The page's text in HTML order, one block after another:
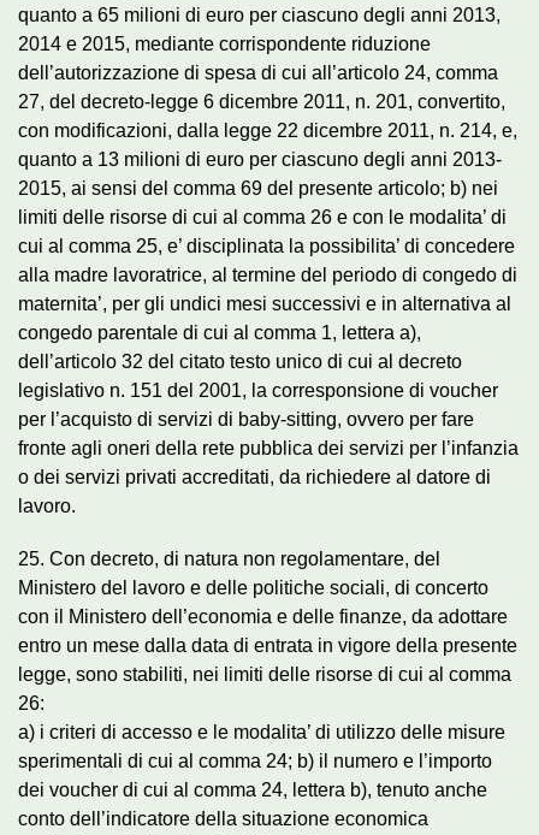
quanto a 65 milioni di euro per ciascuno degli anni 2013,
2014 e 2015, mediante corrispondente riduzione
dell’autorizzazione di spesa di cui all’articolo 24, comma
27, del decreto-legge 6 dicembre 2011, n. 201, convertito,
con modificazioni, dalla legge 22 dicembre 2011, n. 214, e,
quanto a 13 milioni di euro per ciascuno degli anni 2013-
2015, ai sensi del comma 69 del presente articolo; b) nei
limiti delle risorse di cui al comma 26 e con le modalita’ di
cui al comma 25, e’ disciplinata la possibilita’ di concedere
alla madre lavoratrice, al termine del periodo di congedo di
maternita’, per gli undici mesi successivi e in alternativa al
congedo parentale di cui al comma 1, lettera a),
dell’articolo 32 del citato testo unico di cui al decreto
legislativo n. 151 del 2001, la corresponsione di voucher
per l’acquisto di servizi di baby-sitting, ovvero per fare
fronte agli oneri della rete pubblica dei servizi per l’infanzia
o dei servizi privati accreditati, da richiedere al datore di
lavoro.
25. Con decreto, di natura non regolamentare, del
Ministero del lavoro e delle politiche sociali, di concerto
con il Ministero dell’economia e delle finanze, da adottare
entro un mese dalla data di entrata in vigore della presente
legge, sono stabiliti, nei limiti delle risorse di cui al comma
26:
a) i criteri di accesso e le modalita’ di utilizzo delle misure
sperimentali di cui al comma 24; b) il numero e l’importo
dei voucher di cui al comma 24, lettera b), tenuto anche
conto dell’indicatore della situazione economica